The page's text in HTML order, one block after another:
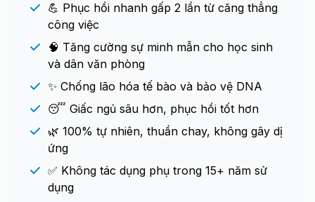
💪 Phục hồi nhanh gấp 2 lần từ căng thẳng
công việc
🧠 Tăng cường sự minh mẫn cho học sinh
và dân văn phòng
✨ Chống lão hóa tế bào và bảo vệ DNA
😴 Giấc ngủ sâu hơn, phục hồi tốt hơn
🌿 100% tự nhiên, thuần chay, không gây dị
ứng
✅ Không tác dụng phụ trong 15+ năm sử
dụng